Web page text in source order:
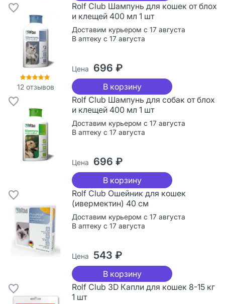
12 отзывов
Rolf Club Шампунь для кошек от блох
и клещей 400 мл 1 шт
Доставим курьером с 17 августа
В аптеку с 17 августа
Цена 696 ₽
В корзину
Rolf Club Шампунь для собак от блох
и клещей 400 мл 1 шт
Доставим курьером с 17 августа
В аптеку с 17 августа
Цена 696 ₽
В корзину
Rolf Club Ошейник для кошек
(ивермектин) 40 см
Доставим курьером с 17 августа
В аптеку с 17 августа
Цена 543 ₽
В корзину
Rolf Club 3D Капли для кошек 8-15 кг
1 шт